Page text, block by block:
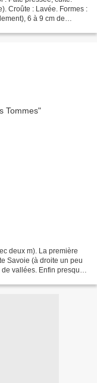
Croûte : Lavée. Formes :
6 à 9 cm de
deux m). La première
Savoie (à droite un peu
vallées. Enfin presque.